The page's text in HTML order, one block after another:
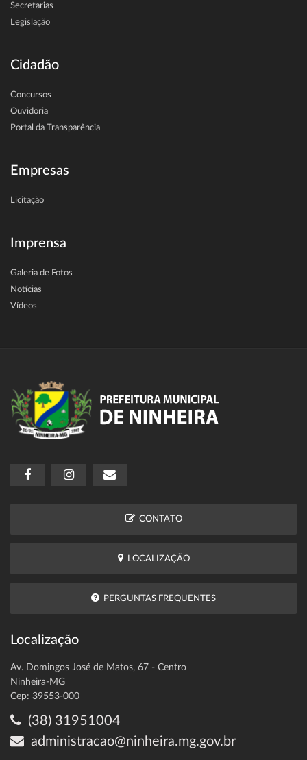
Secretarias
Legislação
Cidadão
Concursos
Ouvidoria
Portal da Transparência
Empresas
Licitação
Imprensa
Galeria de Fotos
Notícias
Vídeos
CONTATO
LOCALIZAÇÃO
PERGUNTAS FREQUENTES
Localização
Av. Domingos José de Matos, 67 - Centro
Ninheira-MG
Cep: 39553-000
(38) 31951004
administracao@ninheira.mg.gov.br